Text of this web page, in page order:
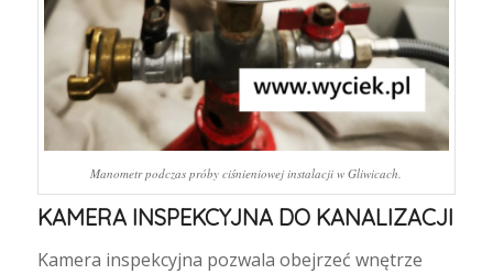
Manometr podczas próby ciśnieniowej instalacji w Gliwicach.
KAMERA INSPEKCYJNA DO KANALIZACJI
Kamera inspekcyjna pozwala obejrzeć wnętrze